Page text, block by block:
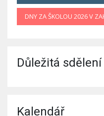
DNY ZA ŠKOLOU 2026 V
Důležitá sdělení
Kalendář